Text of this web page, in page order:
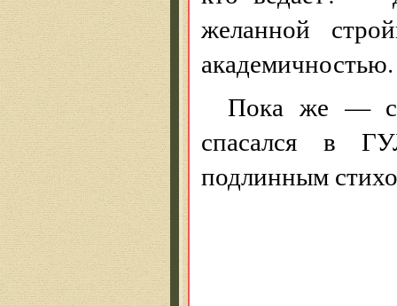
желанной
академичностью.
Пока же —
спасался в
подлинным